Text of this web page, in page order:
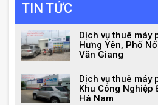
TIN TỨC
Dịch vụ thuê máy
Hưng Yên, Phố
Văn Giang
Dịch vụ thuê máy
Khu Công Nghiệp
Hà Nam